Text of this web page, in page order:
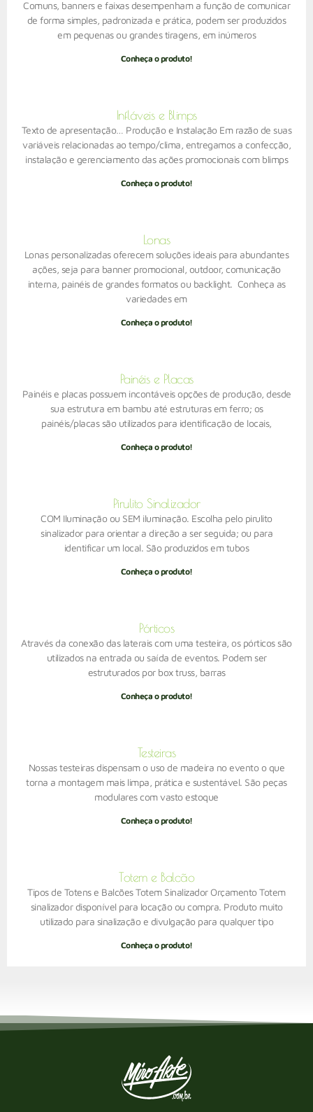
Comuns, banners e faixas desempenham a função de comunicar
de forma simples, padronizada e prática, podem ser produzidos
em pequenas ou grandes tiragens, em inúmeros
Conheça o produto!
Infláveis e Blimps
Texto de apresentação… Produção e Instalação Em razão de suas
variáveis relacionadas ao tempo/clima, entregamos a confecção,
instalação e gerenciamento das ações promocionais com blimps
Conheça o produto!
Lonas
Lonas personalizadas oferecem soluções ideais para abundantes
ações, seja para banner promocional, outdoor, comunicação
interna, painéis de grandes formatos ou backlight. Conheça as
variedades em
Conheça o produto!
Painéis e Placas
Painéis e placas possuem incontáveis opções de produção, desde
sua estrutura em bambu até estruturas em ferro; os
painéis/placas são utilizados para identificação de locais,
Conheça o produto!
Pirulito Sinalizador
COM Iluminação ou SEM iluminação. Escolha pelo pirulito
sinalizador para orientar a direção a ser seguida; ou para
identificar um local. São produzidos em tubos
Conheça o produto!
Pórticos
Através da conexão das laterais com uma testeira, os pórticos são
utilizados na entrada ou saída de eventos. Podem ser
estruturados por box truss, barras
Conheça o produto!
Testeiras
Nossas testeiras dispensam o uso de madeira no evento o que
torna a montagem mais limpa, prática e sustentável. São peças
modulares com vasto estoque
Conheça o produto!
Totem e Balcão
Tipos de Totens e Balcões Totem Sinalizador Orçamento Totem
sinalizador disponível para locação ou compra. Produto muito
utilizado para sinalização e divulgação para qualquer tipo
Conheça o produto!